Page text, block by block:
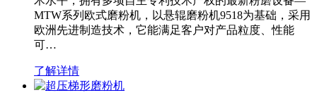
MTW系列欧式磨粉机，以悬辊磨粉机9518为基础，采用
欧洲先进制造技术，它能满足客户对产品粒度、性能
可…
了解详情